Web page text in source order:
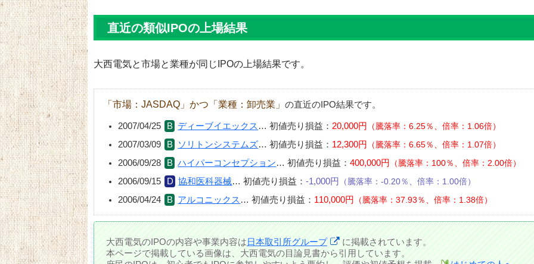
直近の類似IPOの上場結果
大西電気と市場と業種が同じIPOの上場結果です。
「市場：JASDAQ」かつ「業種：卸売業」 の直近のIPO結果です。
2007/04/25 ディーブイエックス …初値売り損益： 20,000円 騰落率：6.25％、倍率：1.06倍
2007/03/09 ソリトンシステムズ…初値売り損益： 12,300円 騰落率：6.65％、倍率：1.07倍
2006/09/28 ハイパーコンセプション…初値売り損益：400,000円 騰落率：100％、倍率：2.00倍
2006/09/15 協和医科器械…初値売り損益：-1,000円 騰落率：-0.20％、倍率：1.00倍
2006/04/24 アルコニックス …初値売り損益： 110,000円 騰落率：37.93％、倍率：1.38倍
大西電気のIPOの内容や事業内容は日本取引所グループ
に掲載されています。
本ページで掲載している画像は、大西電気の目論見書から引用しています。